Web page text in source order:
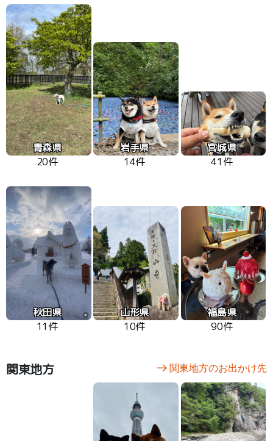
青森県
20件
岩手県
14件
宮城県
41件
秋田県
11件
山形県
10件
福島県
90件
関東地方 関東地方のお出かけ先